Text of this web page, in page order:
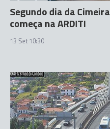
Segundo dia da
começa na ARDITI
13 Set 10:30